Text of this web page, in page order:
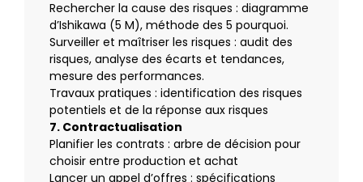
Rechercher la cause des risques : diagramme
d’Ishikawa (5 M), méthode des 5 pourquoi.
Surveiller et maîtriser les risques : audit des
risques, analyse des écarts et tendances,
mesure des performances.
Travaux pratiques : identification des risques
potentiels et de la réponse aux risques
7. Contractualisation
Planifier les contrats : arbre de décision pour
choisir entre production et achat
Lancer un appel d’offres : spécifications